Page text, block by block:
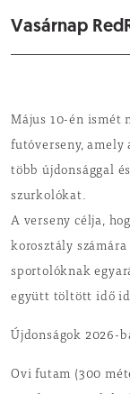
Vasárnap
Május 10-én ismét
futóverseny,
több újdonsággal
szurkolókat.
A verseny célja,
korosztály
sportolóknak
együtt töltött idő
Újdonságok 2026-
Ovi futam (300